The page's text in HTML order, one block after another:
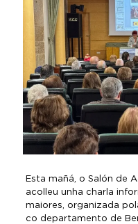
Esta mañá, o Salón de
acolleu unha charla
maiores, organizada
co departamento de